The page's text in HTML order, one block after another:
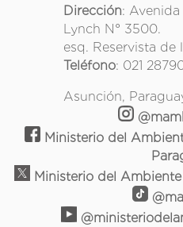
Dirección:
Lynch N° 3500.
esq. Reservista de
Teléfono: 021
Asunción,
Ministerio del
Ministerio del